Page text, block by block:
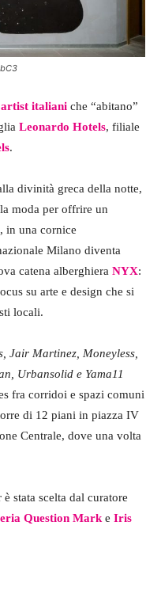
artist italiani che “abitano”
Leonardo Hotels, filiale
.
divinità greca della notte,
moda per offrire un
in una cornice
Milano diventa
catena alberghiera NYX:
su arte e design che si
locali.
Jair Martinez, Moneyless,
Urbansolid e Yama11
fra corridoi e spazi comuni
di 12 piani in piazza IV
Centrale, dove una volta
stata scelta dal curatore
Question Mark e Iris